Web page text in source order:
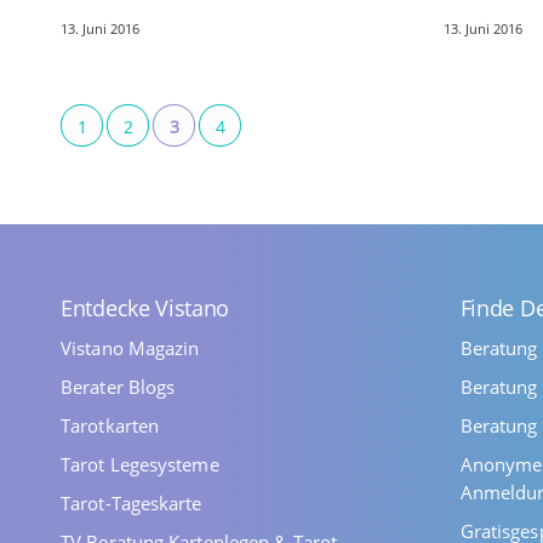
der Engel…
13. Juni 2016
genommen
13. Juni 2016
1 2 3 4
Entdecke Vistano
Vistano Magazin
Berater Blogs
Tarotkarten
Tarot Legesysteme
Tarot-Tageskarte
Finde
Beratung
Beratung